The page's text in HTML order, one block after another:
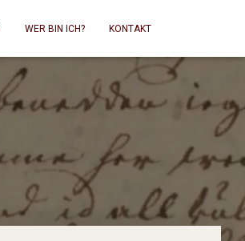
WER BIN ICH? KONTAKT